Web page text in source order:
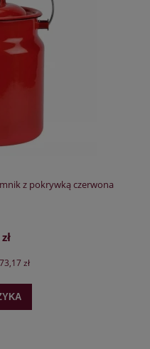
z pokrywką czerwona
73,17 zł